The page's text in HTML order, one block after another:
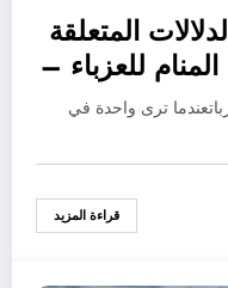
المتعلقة
للعزباء –
ترى واحدة في
قراءة المزيد